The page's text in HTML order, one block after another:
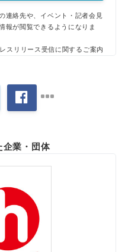
連絡先や、イベント・記者会見
報が閲覧できるようになりま
スリリース受信に関するご案内
企業・団体